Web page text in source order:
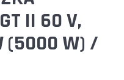
II 60 V,
(5000 W) /
A